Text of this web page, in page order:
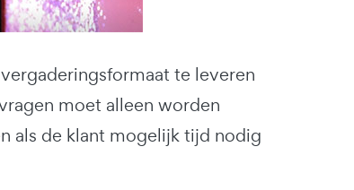
te leveren
moet alleen worden
als de klant mogelijk tijd nodig